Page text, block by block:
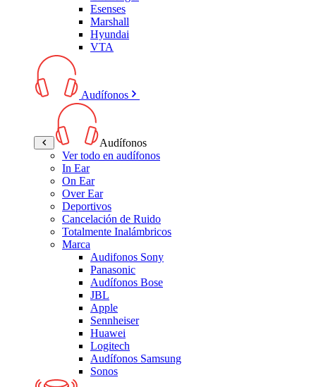
Esenses
Marshall
Hyundai
VTA
Audífonos
Audífonos
Ver todo en audífonos
In Ear
On Ear
Over Ear
Deportivos
Cancelación de Ruido
Totalmente Inalámbricos
Marca
Audifonos Sony
Panasonic
Audífonos Bose
JBL
Apple
Sennheiser
Huawei
Logitech
Audífonos Samsung
Sonos